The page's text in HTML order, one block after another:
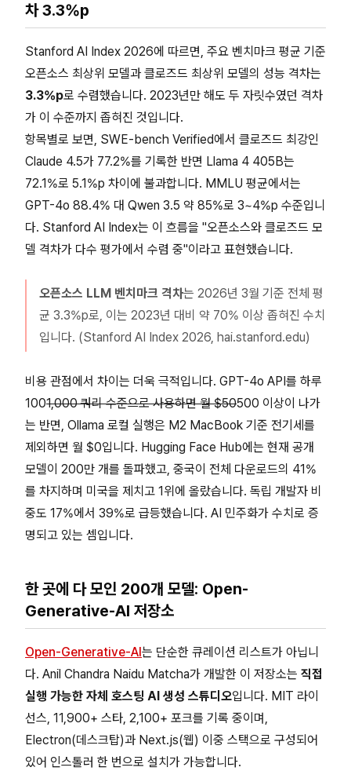
차 3.3%p
Stanford AI Index 2026에 따르면, 주요 벤치마크 평균 기준
오픈소스 최상위 모델과 클로즈드 최상위 모델의 성능 격차는
3.3%p로 수렴했습니다. 2023년만 해도 두 자릿수였던 격차
가 이 수준까지 좁혀진 것입니다.
항목별로 보면, SWE-bench Verified에서 클로즈드 최강인
Claude 4.5가 77.2%를 기록한 반면 Llama 4 405B는
72.1%로 5.1%p 차이에 불과합니다. MMLU 평균에서는
GPT-4o 88.4% 대 Qwen 3.5 약 85%로 3~4%p 수준입니
다. Stanford AI Index는 이 흐름을 "오픈소스와 클로즈드 모
델 격차가 다수 평가에서 수렴 중"이라고 표현했습니다.
오픈소스 LLM 벤치마크 격차는 2026년 3월 기준 전체 평
균 3.3%p로, 이는 2023년 대비 약 70% 이상 좁혀진 수치
입니다. (Stanford AI Index 2026, hai.stanford.edu)
비용 관점에서 차이는 더욱 극적입니다. GPT-4o API를 하루
1001,000 쿼리 수준으로 사용하면 월 $50500 이상이 나가
는 반면, Ollama 로컬 실행은 M2 MacBook 기준 전기세를
제외하면 월 $0입니다. Hugging Face Hub에는 현재 공개
모델이 200만 개를 돌파했고, 중국이 전체 다운로드의 41%
를 차지하며 미국을 제치고 1위에 올랐습니다. 독립 개발자 비
중도 17%에서 39%로 급등했습니다. AI 민주화가 수치로 증
명되고 있는 셈입니다.
한 곳에 다 모인 200개 모델: Open-
Generative-AI 저장소
Open-Generative-AI 는 단순한 큐레이션 리스트가 아닙니
다. Anil Chandra Naidu Matcha가 개발한 이 저장소는 직접
실행 가능한 자체 호스팅 AI 생성 스튜디오입니다. MIT 라이
선스, 11,900+ 스타, 2,100+ 포크를 기록 중이며,
Electron(데스크탑)과 Next.js(웹) 이중 스택으로 구성되어
있어 인스톨러 한 번으로 설치가 가능합니다.